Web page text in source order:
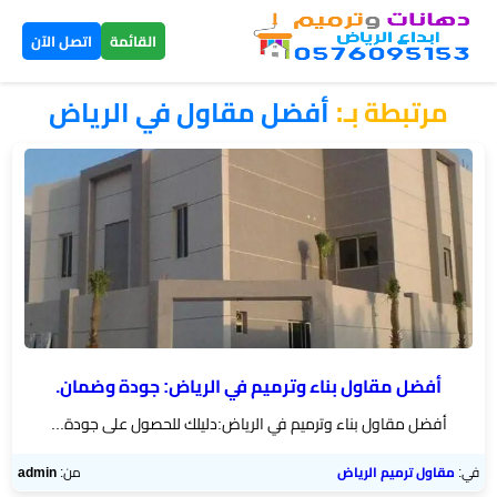
القائمة اتصل الآن ×
الرئيسية
دهانات
داخلية
الرياض
دهانات
خارجية
الرياض
تركيب
بديل
مرتبطة بـ:أفضل مقاول في الرياض
أفضل مقاول بناء وترميم في الرياض: جودة وضمان.
أفضل مقاول بناء وترميم في الرياض:دليلك للحصول على جودة...
في:مقاول ترميم الرياض من:admin